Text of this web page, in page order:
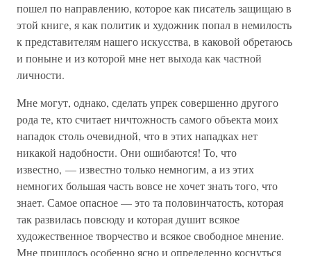
пошел по направлению, которое как писатель защищаю в
этой книге, я как политик и художник попал в немилость
к представителям нашего искусства, в каковой обретаюсь
и поныне и из которой мне нет выхода как частной
личности.
Мне могут, однако, сделать упрек совершенно другого
рода те, кто считает ничтожность самого объекта моих
нападок столь очевидной, что в этих нападках нет
никакой надобности. Они ошибаются! То, что
известно, — известно только немногим, а из этих
немногих большая часть вовсе не хочет знать того, что
знает. Самое опасное — это та половинчатость, которая
так развилась повсюду и которая душит всякое
художественное творчество и всякое свободное мнение.
Мне пришлось особенно ясно и определенно коснуться